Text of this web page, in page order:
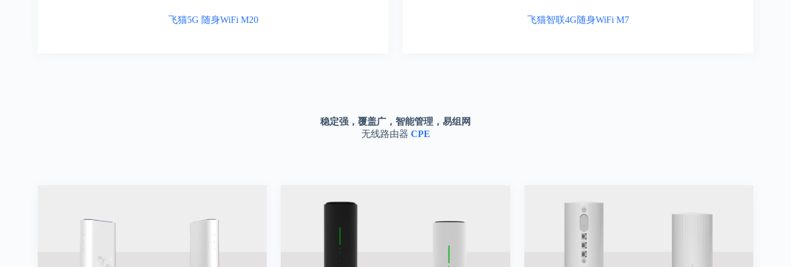
飞猫5G 随身WiFi M20 飞猫智联4G随身WiFi M7
稳定强，覆盖广，智能管理，易组网
无线路由器 CPE